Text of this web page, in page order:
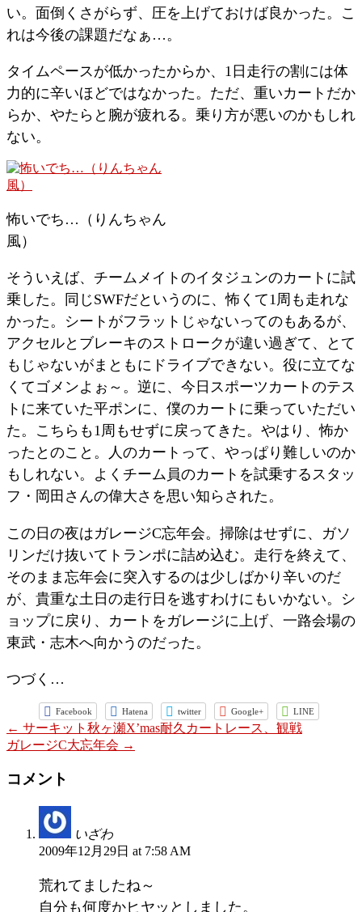
い。面倒くさがらず、圧を上げておけば良かった。こ
れは今後の課題だなぁ…。
タイムペースが低かったからか、1日走行の割には体
力的に辛いほどではなかった。ただ、重いカートだか
らか、やたらと腕が疲れる。乗り方が悪いのかもしれ
ない。
怖いでち…（りんちゃん
風）
そういえば、チームメイトのイタジュンのカートに試
乗した。同じSWFだというのに、怖くて1周も走れな
かった。シートがフラットじゃないってのもあるが、
アクセルとブレーキのストロークが違い過ぎて、とて
もじゃないがまともにドライブできない。役に立てな
くてゴメンよぉ～。逆に、今日スポーツカートのテス
トに来ていた平ポンに、僕のカートに乗っていただい
た。こちらも1周もせずに戻ってきた。やはり、怖か
ったとのこと。人のカートって、やっぱり難しいのか
もしれない。よくチーム員のカートを試乗するスタッ
フ・岡田さんの偉大さを思い知らされた。
この日の夜はガレージC忘年会。掃除はせずに、ガソ
リンだけ抜いてトランポに詰め込む。走行を終えて、
そのまま忘年会に突入するのは少しばかり辛いのだ
が、貴重な土日の走行日を逃すわけにもいかない。シ
ョップに戻り、カートをガレージに上げ、一路会場の
東武・志木へ向かうのだった。
つづく…
Facebook Hatena twitter Google+ LINE
← サーキット秋ヶ瀬X’mas耐久カートレース、観戦
ガレージC大忘年会 →
コメント
いざわ
2009年12月29日 at 7:58 AM
荒れてましたね～
自分も何度かヒヤッとしました。